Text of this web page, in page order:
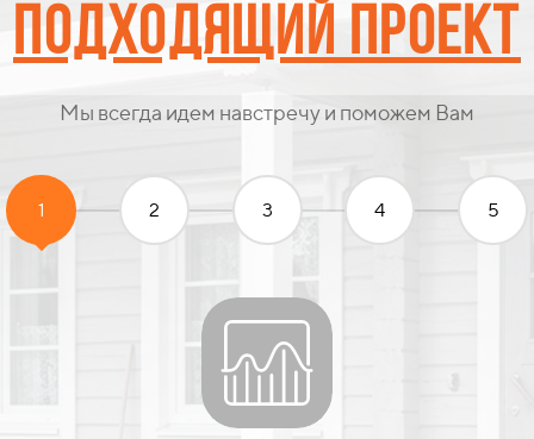
Подходящий проект
Мы всегда идем навстречу и поможем Вам
1 2 3 4 5